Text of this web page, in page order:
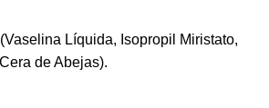
Líquida, Isopropil Miristato,
de Abejas).